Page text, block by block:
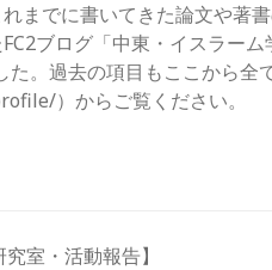
までに書いてきた論文や著
ブログ「中東・イスラー
。過去の項目もここから全
）からご覧ください。
究室・活動報告】